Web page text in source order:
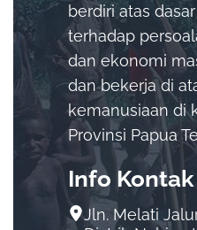
berdiri atas
terhadap
dan ekonomi
dan bekerja di
kemanusiaan di
Provinsi Papua
Info Kontak
Jln. Melati